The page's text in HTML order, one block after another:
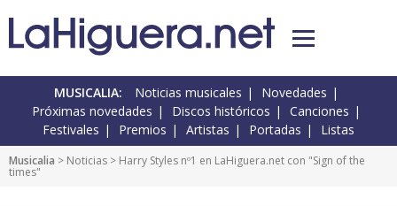
MUSICALIA: Noticias musicales
Novedades
Próximas novedades
Discos históricos
Canciones
Festivales
Premios Artistas Portadas Listas
Musicalia > Noticias > Harry Styles nº1 en LaHiguera.net con "Sign of the
times"